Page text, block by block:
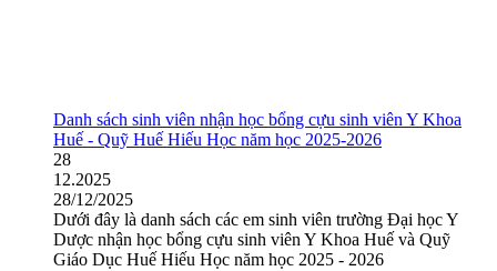
Danh sách sinh viên nhận học bổng cựu sinh viên Y Khoa
Huế - Quỹ Huế Hiếu Học năm học 2025-2026
28
12.2025
28/12/2025
Dưới đây là danh sách các em sinh viên trường Đại học Y
Dược nhận học bổng cựu sinh viên Y Khoa Huế và Quỹ
Giáo Dục Huế Hiếu Học năm học 2025 - 2026